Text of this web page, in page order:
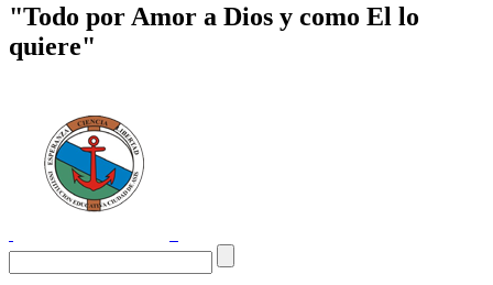
"Todo por Amor a Dios y como El lo
quiere"